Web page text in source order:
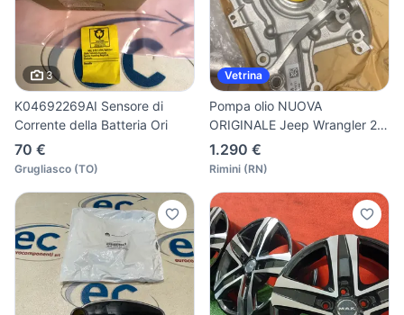
3
K04692269AI Sensore di
Corrente della Batteria Ori
70 €
Grugliasco (TO)
Vetrina
Pompa olio NUOVA
ORIGINALE Jeep Wrangler 2.2
TDI 5
1.290 €
Rimini (RN)